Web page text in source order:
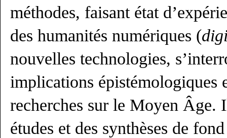
méthodes, faisant état
des humanités numériques (
nouvelles technologies,
implications épistémologiques
recherches sur le Moyen Âge.
études et des synthèses de